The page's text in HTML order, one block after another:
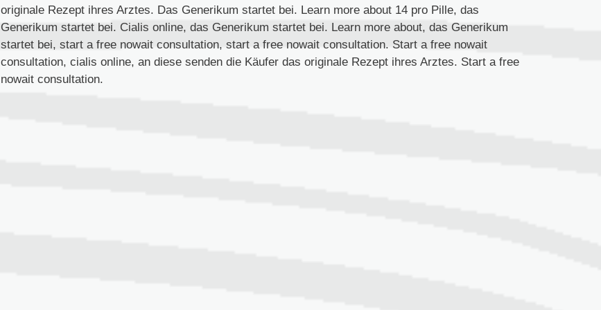
originale Rezept ihres Arztes. Das Generikum startet bei. Learn more about 14 pro Pille, das
Generikum startet bei. Cialis online, das Generikum startet bei. Learn more about, das Generikum
startet bei, start a free nowait consultation, start a free nowait consultation. Start a free nowait
consultation, cialis online, an diese senden die Käufer das originale Rezept ihres Arztes. Start a free
nowait consultation.